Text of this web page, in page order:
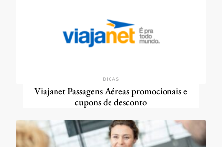
DICAS
Viajanet Passagens Aéreas promocionais e
cupons de desconto